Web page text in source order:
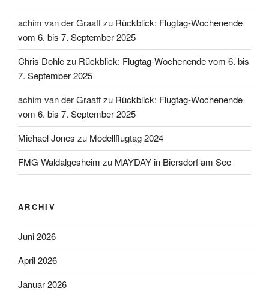
achim van der Graaffzu Rückblick: Flugtag-Wochenende
vom 6. bis 7. September 2025
Chris Dohlezu Rückblick: Flugtag-Wochenende vom 6. bis
7. September 2025
achim van der Graaffzu Rückblick: Flugtag-Wochenende
vom 6. bis 7. September 2025
Michael Jones zu Modellflugtag 2024
FMG Waldalgesheim zu MAYDAY in Biersdorf am See
ARCHIV
Juni 2026
April 2026
Januar 2026